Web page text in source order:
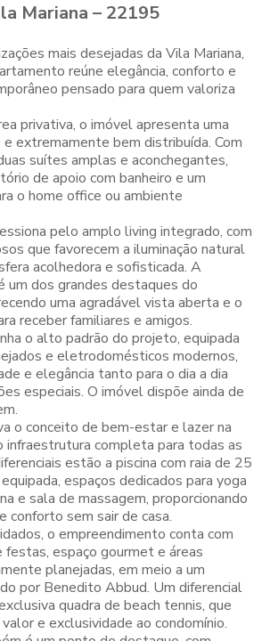
Mariana – 22195
mais desejadas da Vila Mariana,
reúne elegância, conforto e
pensado para quem valoriza
privativa, o imóvel apresenta uma
extremamente bem distribuída. Com
suítes amplas e aconchegantes,
de apoio com banheiro e um
o home office ou ambiente
pelo amplo living integrado, com
que favorecem a iluminação natural
acolhedora e sofisticada. A
um dos grandes destaques do
uma agradável vista aberta e o
receber familiares e amigos.
o alto padrão do projeto, equipada
e eletrodomésticos modernos,
e elegância tanto para o dia a dia
especiais. O imóvel dispõe ainda de
o conceito de bem-estar e lazer na
infraestrutura completa para todas as
estão a piscina com raia de 25
espaços dedicados para yoga
e sala de massagem, proporcionando
conforto sem sair de casa.
o empreendimento conta com
espaço gourmet e áreas
planejadas, em meio a um
por Benedito Abbud. Um diferencial
quadra de beach tennis, que
e exclusividade ao condomínio.